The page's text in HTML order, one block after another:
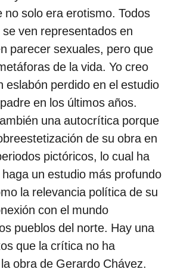
no solo era erotismo. Todos
ven representados en
parecer sexuales, pero que
de la vida. Yo creo
eslabón perdido en el estudio
en los últimos años.
una autocrítica porque
de su obra en
pictóricos, lo cual ha
un estudio más profundo
la relevancia política de su
con el mundo
pueblos del norte. Hay una
que la crítica no ha
obra de Gerardo Chávez.